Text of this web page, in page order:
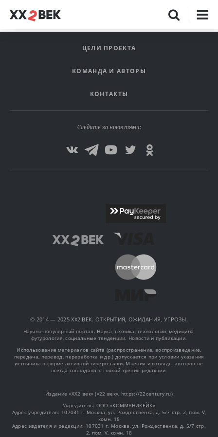
ЦЕЛИ ПРОЕКТА
КОМАНДА И АВТОРЫ
КОНТАКТЫ
Следите за новостями:
© 2014 — 2025 XX2 ВЕК. ОТКРЫТИЯ, ОЖИДАНИЯ, УГРОЗЫ.
Научно-популярный портал. Наука, техника, технологии, медицина,
футурология, социальные тенденции. Новости и публикации.
Использование материалов сайта (распространение, воспроизведение,
передача, перевод, переработка и др.) допускается при условии указания
источника в форме активной гиперссылки. Мнения и взгляды авторов не
всегда совпадают с точкой зрения редакции.
Издание «XX2 век» («22 век», https://22century.ru)
Учредитель: OOO «КОММУНИКЕЙК»
Адрес учредителя: 107031 г. Москва, ул. Рождественка, д. 5/7 стр. 2, пом. V,
комн. 18
Адрес издателя и редакции: 107031 г. Москва, ул. Рождественка, д. 5/7 стр.
2, пом. V, комн. 18